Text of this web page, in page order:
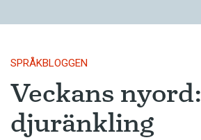
SPRÅKBLOGGEN
Veckans nyord:
djuränkling